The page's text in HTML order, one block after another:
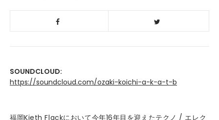
SOUNDCLOUD:
https://soundcloud.com/ozaki-koichi-a-k-a-t-b
福岡Kieth Flackにおいて今年16年目を迎えたテクノ / エレク